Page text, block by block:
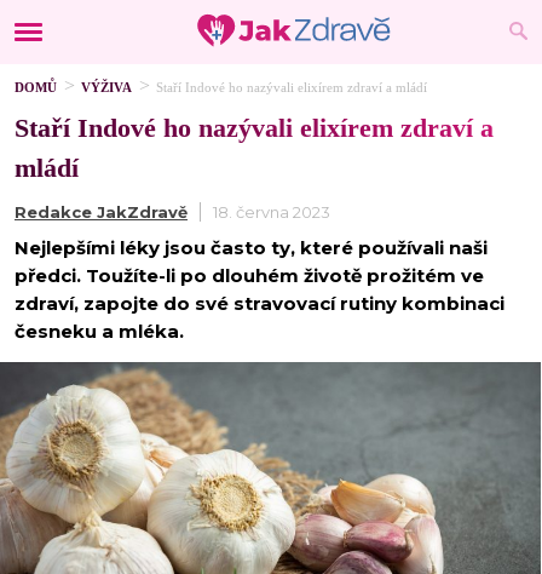
DOMŮ VÝŽIVA Staří Indové ho nazývali elixírem zdraví a mládí
Staří Indové ho nazývali elixírem zdraví a
mládí
Redakce JakZdravě 18. června 2023
Nejlepšími léky jsou často ty, které používali naši
předci. Toužíte-li po dlouhém životě prožitém ve
zdraví, zapojte do své stravovací rutiny kombinaci
česneku a mléka.